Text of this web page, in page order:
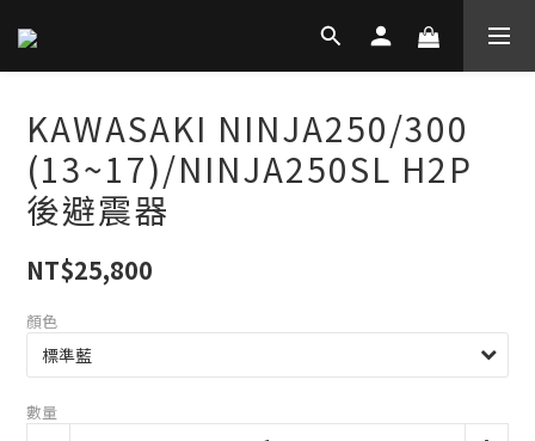
KAWASAKI NINJA250/300
(13~17)/NINJA250SL H2P
後避震器
NT$25,800
顏色
數量